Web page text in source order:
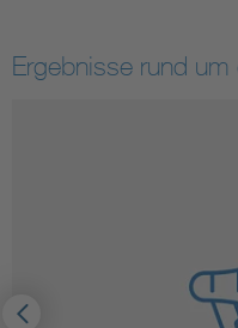
Ergebnisse rund